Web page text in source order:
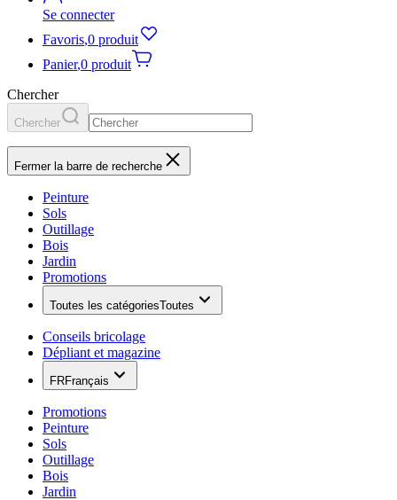
Se connecter
Favoris,0 produit
Panier,0 produit
Chercher
Chercher
Fermer la barre de recherche
Peinture
Sols
Outillage
Bois
Jardin
Promotions
Toutes les catégoriesToutes
Conseils bricolage
Dépliant et magazine
FRFrançais
Promotions
Peinture
Sols
Outillage
Bois
Jardin